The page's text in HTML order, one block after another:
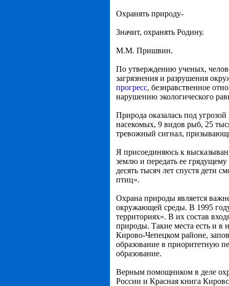
Охранять природу-
Значит, охранять Родину.
М.М. Пришвин.
По утверждению ученых,
загрязнения и разрушения
прогресс, безнравственное
нарушению экологического
Природа оказалась под
насекомых, 9 видов рыб, 25
тревожный сигнал,
Я присоединяюсь к
землю и передать ее
десять тысяч лет спустя дети
птиц».
Охрана природы является
окружающей среды. В 1995
территориях». В их состав
природы. Такие места есть и в
Кирово-Чепецком районе,
образование в приоритетную
образование.
Верным помощником в деле
России и Красная книга